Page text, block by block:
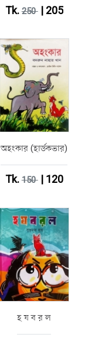
Tk.250| 205
অহংকার (হার্ডকভার)
Tk.150| 120
হ য ব র ল